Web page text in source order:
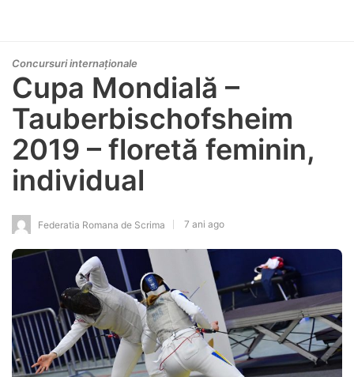
Concursuri internaționale
Cupa Mondială –
Tauberbischofsheim
2019 – floretă feminin,
individual
Federatia Romana de Scrima 7 ani ago